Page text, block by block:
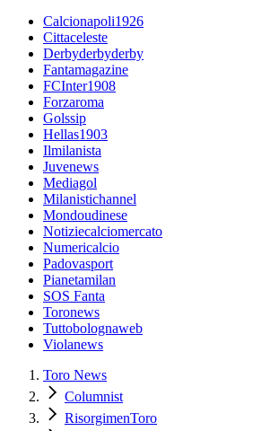
Calcionapoli1926
Cittaceleste
Derbyderbyderby
Fantamagazine
FCInter1908
Forzaroma
Golssip
Hellas1903
Ilmilanista
Juvenews
Mediagol
Milanistichannel
Mondoudinese
Notiziecalciomercato
Numericalcio
Padovasport
Pianetamilan
SOS Fanta
Toronews
Tuttobolognaweb
Violanews
Toro News
Columnist
RisorgimenToro